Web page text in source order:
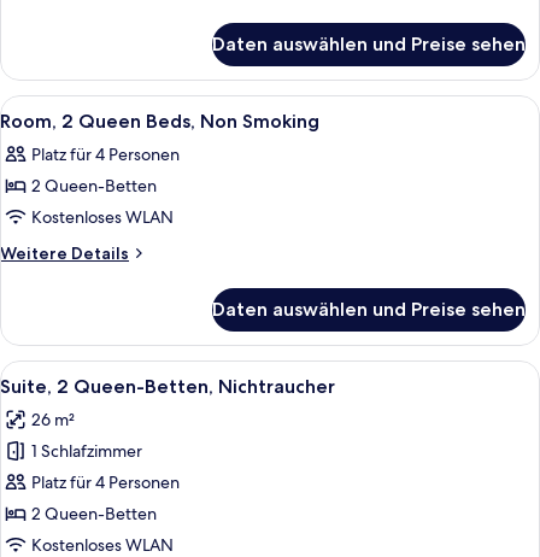
Smoking
anzeigen
2
Queen
Beds,
Smoking
Daten auswählen und Preise sehen
Alle
Fotos
für
Room,
2
Queen
Smoking
anzeigen
Ein Hotelzimmer mit zwei Betten,
5
Room, 2 Queen Beds, Non Smoking
Platz für 4 Personen
2 Queen-Betten
Kostenloses WLAN
Weitere Details
Weitere
2
Queen
Beds,
Smoking
Daten auswählen und Preise sehen
Alle
Fotos
für
Suite,
2 Queen-
Betten,
Nichtraucher
Ein Hotelzimmer mit zwei Betten,
15
Suite, 2 Queen-Betten, Nichtraucher
26 m²
1 Schlafzimmer
Platz für 4 Personen
2 Queen-Betten
Kostenloses WLAN